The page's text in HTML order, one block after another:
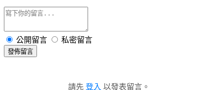
公開留言 私密留言
發佈留言
請先 登入 以發表留言。